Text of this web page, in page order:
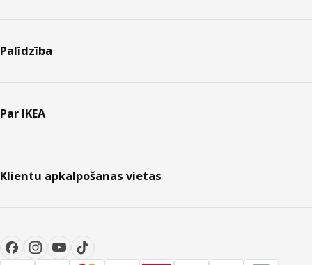
Palīdzība
Par IKEA
Klientu apkalpošanas vietas